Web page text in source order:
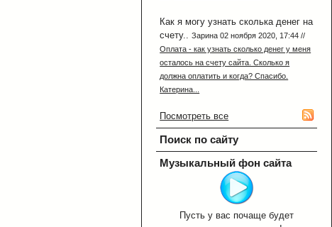
Как я могу узнать сколька денег на
счету..Зарина 02 ноября 2020, 17:44 //
Оплата - как узнать сколько денег у меня
осталось на счету сайта. Сколько я
должна оплатить и когда? Спасибо.
Катерина...
Посмотреть все
Поиск по сайту
Музыкальный фон сайта
Пусть у вас почаще будет